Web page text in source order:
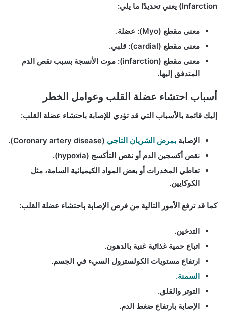
Infarction) يعني تحديدًا ما يلي:
معنى مقطع (Myo): عضلة.
معنى مقطع (cardial): قلبي.
معنى مقطع (infarction): موت الأنسجة بسبب نقص الدم
المتدفق إليها.
أسباب احتشاء عضلة القلب وعوامل الخطر
إليك قائمة بالأسباب التي قد تؤدي للإصابة باحتشاء عضلة القلب:
الإصابة بمرض الشريان التاجي (Coronary artery disease).
نقص أكسجين الدم أو نقص التأكسج (hypoxia).
تعاطي المخدرات أو بعض المواد الكيميائية السامة، مثل
الكوكايين.
كما قد ترفع الأمور التالية من فرص الإصابة باحتشاء عضلة القلب:
التدخين.
اتباع حمية غذائية غنية بالدهون.
ارتفاع مستويات الكولسترول السيء في الجسم.
السمنة.
التوتر والقلق.
الإصابة بارتفاع ضغط الدم.